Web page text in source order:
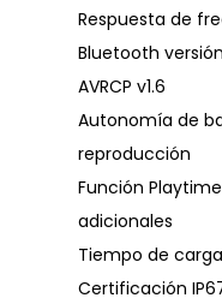
Respuesta de
Bluetooth
AVRCP v1.6
Autonomía de
reproducción
Función
adicionales
Tiempo de
Certificación